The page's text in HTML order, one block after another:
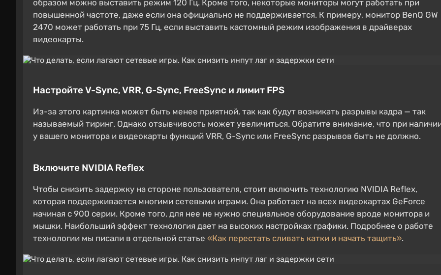
образом можно выставить режим 120 Гц. Кроме того, некоторые мониторы могут работать при
повышенной частоте, даже если она официально не поддерживается. К примеру, монитор BenQ GW
2470 может работать при 75 Гц, если выставить кастомный режим изображения в драйверах
видеокарты.
Настройте V-Sync, VRR, G-Sync, FreeSync и лимит FPS
Из-за этого картинка может быть менее приятной, так как будут возникать разрывы кадра — так
называемый тиринг. Однако отзывчивость может увеличиться. Обратите внимание, что при
у вашего монитора и видеокарты функций VRR, G-Sync или FreeSync разрывов быть не должно.
Включите NVIDIA Reflex
Чтобы снизить задержку на стороне пользователя, стоит включить технологию NVIDIA Reflex,
которая поддерживается многими сетевыми играми. Она работает на всех видеокартах GeForce
начиная с 900 серии. Кроме того, для нее не нужно специальное оборудование вроде монитора и
мышки. Наибольший эффект технология дает на высоких настройках графики. Подробнее о работе
технологии мы писали в отдельной статье «Как перестать сливать катки и начать тащить».